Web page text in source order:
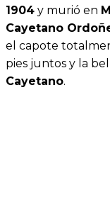
1904 y murió en
Cayetano
el capote
pies juntos y la
Cayetano.